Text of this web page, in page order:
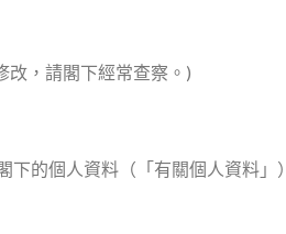
改，請閣下經常查察。)
的個人資料（「有關個人資料